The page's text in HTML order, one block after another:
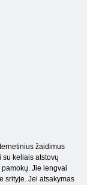
žaidimus
su keliais atstovų
Jie lengvai
srityje. Jei atsakymas